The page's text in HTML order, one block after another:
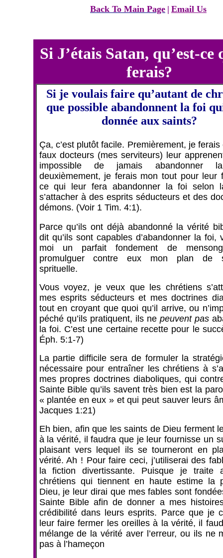
Back To Main Page | Email Us
Si J’étais Satan, qu’est-ce
ferais?
Si je voulais faire qu’autant de
que possible abandonnent la foi
donnée aux saints?
Ça, c’est plutôt facile. Premièrement, je
faux docteurs (mes serviteurs) leur
impossible de jamais
deuxièmement, je ferais mon tout pour leur
ce qui leur fera abandonner la foi selon
s’attacher à des esprits séducteurs et des
démons. (Voir 1 Tim. 4:1).
Parce qu’ils ont déjà abandonné la vérité
dit qu’ils sont capables d’abandonner la foi,
moi un parfait fondement de
promulguer contre eux mon plan de
sprituelle.
Vous voyez, je veux que les chrétiens
mes esprits séducteurs et mes doctrines
tout en croyant que quoi qu’il arrive, ou
péché qu’ils pratiquent, ils ne peuvent pas
la foi. C’est une certaine recette pour le
Éph. 5:1-7)
La partie difficile sera de formuler la
nécessaire pour entraîner les chrétiens à
mes propres doctrines diaboliques, qui
Sainte Bible qu’ils savent très bien est la
« plantée en eux » et qui peut sauver leurs
Jacques 1:21)
Eh bien, afin que les saints de Dieu ferment
à la vérité, il faudra que je leur fournisse un
plaisant vers lequel ils se tourneront en
vérité. Ah ! Pour faire ceci, j’utiliserai des
la fiction divertissante. Puisque je traite
chrétiens qui tiennent en haute estime la
Dieu, je leur dirai que mes fables sont
Sainte Bible afin de donner a mes
crédibilité dans leurs esprits. Parce que je
leur faire fermer les oreilles à la vérité, il
mélange de la vérité aver l’erreur, ou ils ne
pas à l’hameçon